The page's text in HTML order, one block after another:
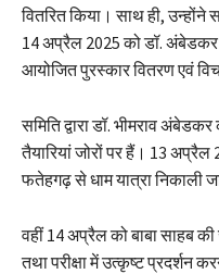
वितरित किया। साथ ही,
14 अप्रैल 2025 को डॉ. अंबेडकर
आयोजित पुरस्कार वितरण एवं
समिति द्वारा डॉ. भीमराव
तैयारियां जोरों पर हैं। 13
फतेहगढ़ से धाम यात्रा निकाली
वहीं 14 अप्रैल को बाबा साहब
तथा परीक्षा में उत्कृष्ट प्रदर्शन